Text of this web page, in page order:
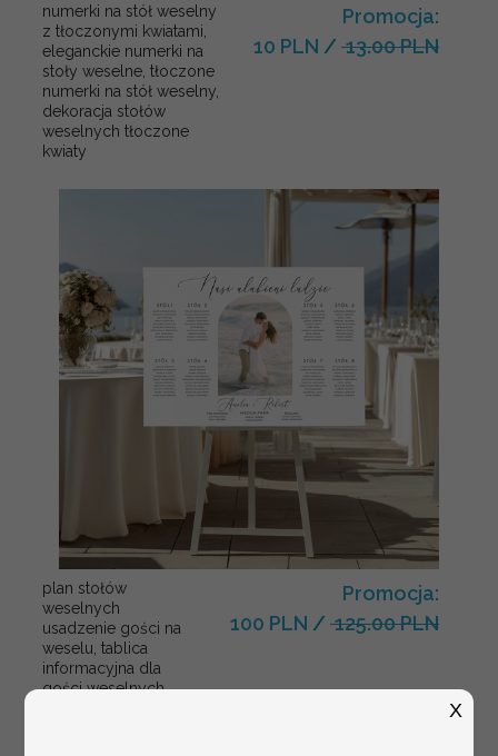
numerki na stół weselny
z tłoczonymi kwiatami,
eleganckie numerki na
stoły weselne, tłoczone
numerki na stół weselny,
dekoracja stołów
weselnych tłoczone
kwiaty
Promocja:
10 PLN / 13.00 PLN
plan stołów
weselnych
usadzenie gości na
weselu, tablica
informacyjna dla
gości weselnych,
Promocja:
100 PLN / 125.00 PLN
X